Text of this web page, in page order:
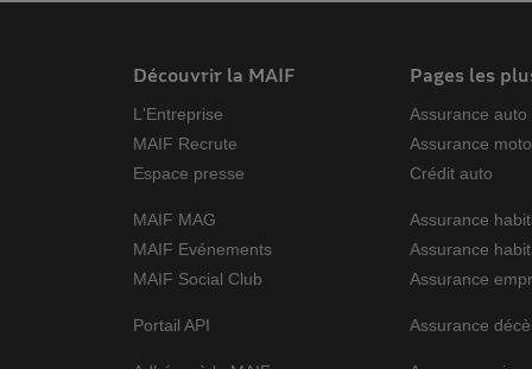
Découvrir la MAIF
L'Entreprise
MAIF Recrute
Espace presse
MAIF MAG
MAIF Evénements
MAIF Social Club
Portail API
Pages les
Assurance auto
Assurance moto
Crédit auto
Assurance
Assurance
Assurance
Assurance